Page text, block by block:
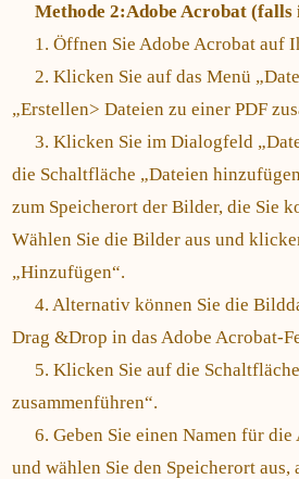
Methode 2:Adobe Acrobat
1. Öffnen Sie Adobe Acrobat auf
2. Klicken Sie auf das Menü
„Erstellen> Dateien zu einer PDF
3. Klicken Sie im Dialogfeld
die Schaltfläche „Dateien
zum Speicherort der Bilder, die Sie
Wählen Sie die Bilder aus und
„Hinzufügen“.
4. Alternativ können Sie die
Drag &Drop in das Adobe Acrobat-
5. Klicken Sie auf die
zusammenführen“.
6. Geben Sie einen Namen für
und wählen Sie den Speicherort aus,